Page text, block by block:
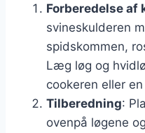
Forberedelse af
svineskulderen
spidskommen,
Læg løg og
cookeren eller
Tilberedning:
ovenpå løgene